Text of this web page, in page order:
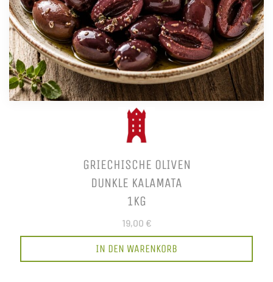
GRIECHISCHE OLIVEN
DUNKLE KALAMATA
1KG
19,00 €
IN DEN WARENKORB